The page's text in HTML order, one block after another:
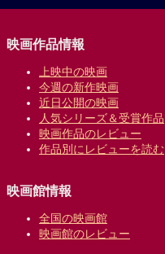
映画作品情報
上映中の映画
今週の新作映画
近日公開の映画
人気シリーズ＆受賞作品
映画作品のレビュー
作品別にレビューを読む
映画館情報
全国の映画館
映画館のレビュー